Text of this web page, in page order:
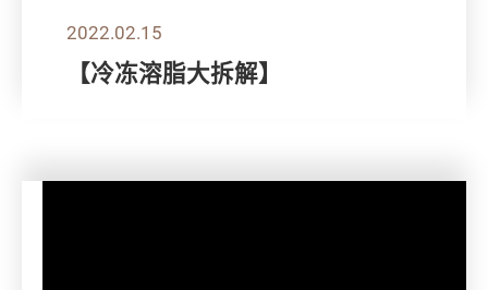
2022.02.15
【冷冻溶脂大拆解】